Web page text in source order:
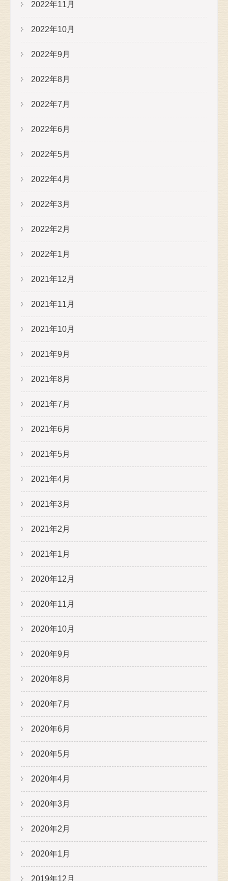
2022年11月
2022年10月
2022年9月
2022年8月
2022年7月
2022年6月
2022年5月
2022年4月
2022年3月
2022年2月
2022年1月
2021年12月
2021年11月
2021年10月
2021年9月
2021年8月
2021年7月
2021年6月
2021年5月
2021年4月
2021年3月
2021年2月
2021年1月
2020年12月
2020年11月
2020年10月
2020年9月
2020年8月
2020年7月
2020年6月
2020年5月
2020年4月
2020年3月
2020年2月
2020年1月
2019年12月